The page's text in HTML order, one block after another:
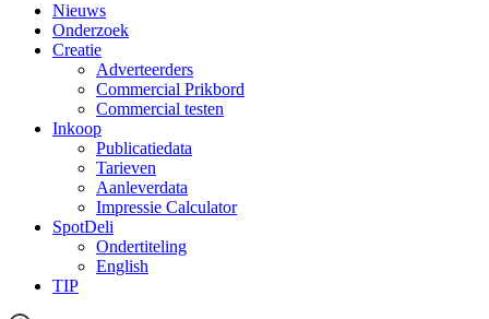
Nieuws
Onderzoek
Creatie
Adverteerders
Commercial Prikbord
Commercial testen
Inkoop
Publicatiedata
Tarieven
Aanleverdata
Impressie Calculator
SpotDeli
Ondertiteling
English
TIP